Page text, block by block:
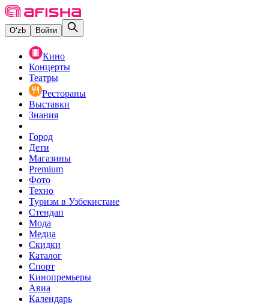
O‘zb Войти
Кино
Концерты
Театры
Рестораны
Выставки
Знания
Город
Дети
Магазины
Premium
Фото
Техно
Туризм в Узбекистане
Стендап
Мода
Медиа
Скидки
Каталог
Спорт
Кинопремьеры
Авиа
Календарь